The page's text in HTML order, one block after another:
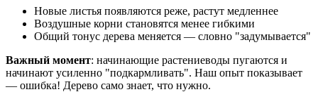
Новые листья появляются реже, растут медленнее
Воздушные корни становятся менее гибкими
Общий тонус дерева меняется — словно "задумывается"
Важный момент: начинающие растениеводы пугаются и
начинают усиленно "подкармливать". Наш опыт показывает
— ошибка! Дерево само знает, что нужно.